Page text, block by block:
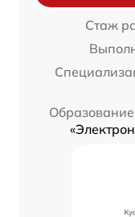
Стаж